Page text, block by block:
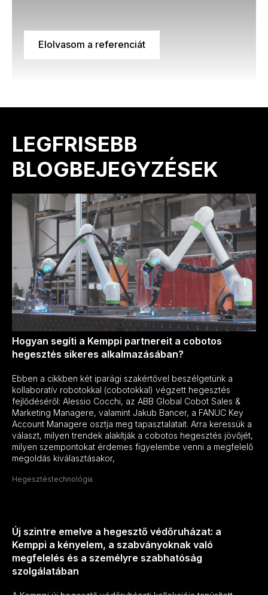
Elolvasom a referenciát
LEGFRISEBB
BLOGBEJEGYZÉSEK
Hogyan segíti a Kemppi partnereit a cobotos
hegesztés sikeres alkalmazásában?
Ebben a cikkben két iparági szakértővel beszélgetünk a
kollaboratív robotokkal (cobotokkal) végzett hegesztés
fejlődéséről: Alessio Cocchi, az ABB Global Cobot Sales &
Marketing Managere, valamint Jakub Bancer, a FANUC Key
Account Managere osztja meg tapasztalatait. Arra keressük a
választ, milyen trendek alakítják a cobotos hegesztés jövőjét,
milyen szempontokat érdemes figyelembe venni a megfelelő
megoldás kiválasztásakor,
Hegesztéstechnológia
Új szintre emelve a hegesztő védőruházat: a
Kemppi a kényelem, a szabványoknak való
megfelelés és a személyre szabhatóság
szolgálatában